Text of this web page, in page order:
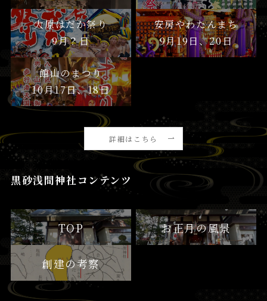
大原はだか祭り
9月？日
安房やわたんまち
9月19日、20日
館山のまつり
10月17日、18日
詳細はこちら
黒砂浅間神社コンテンツ
TOP お正月の風景
創建の考察